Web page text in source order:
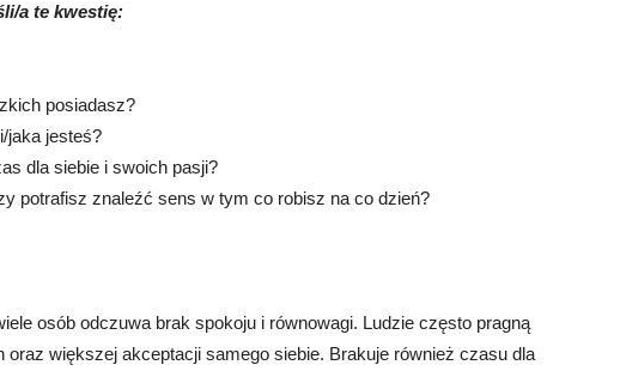
a te kwestię:
posiadasz?
jaka jesteś?
dla siebie i swoich pasji?
potrafisz znaleźć sens w tym co robisz na co dzień?
osób odczuwa brak spokoju i równowagi. Ludzie często pragną
większej akceptacji samego siebie. Brakuje również czasu dla